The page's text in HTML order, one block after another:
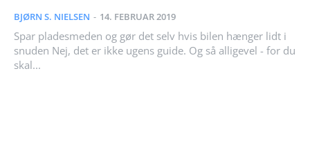
BJØRN S. NIELSEN - 14. FEBRUAR 2019
Spar pladesmeden og gør det selv hvis bilen hænger lidt i
snuden Nej, det er ikke ugens guide. Og så alligevel - for du
skal...